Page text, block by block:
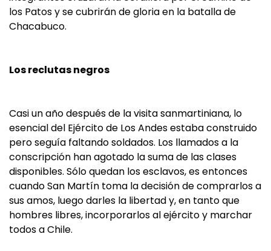
los Patos y se cubrirán de gloria en la batalla de
Chacabuco.
Los reclutas negros
Casi un año después de la visita sanmartiniana, lo
esencial del Ejército de Los Andes estaba construido
pero seguía faltando soldados. Los llamados a la
conscripción han agotado la suma de las clases
disponibles. Sólo quedan los esclavos, es entonces
cuando San Martín toma la decisión de comprarlos a
sus amos, luego darles la libertad y, en tanto que
hombres libres, incorporarlos al ejército y marchar
todos a Chile.